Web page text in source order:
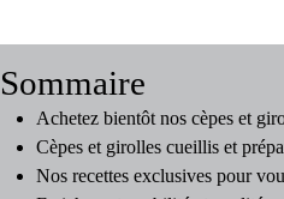
Sommaire
Achetez bientôt nos cèpes et
Cèpes et girolles cueillis et
Nos recettes exclusives pour